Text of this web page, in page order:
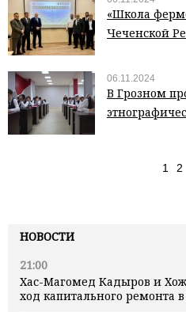
НОВОСТИ
21:00
Хас-Магомед Кадыров и
ход капитального ремонта
«Школа
Чеченской
06.11.2024
В Грозном
1 2